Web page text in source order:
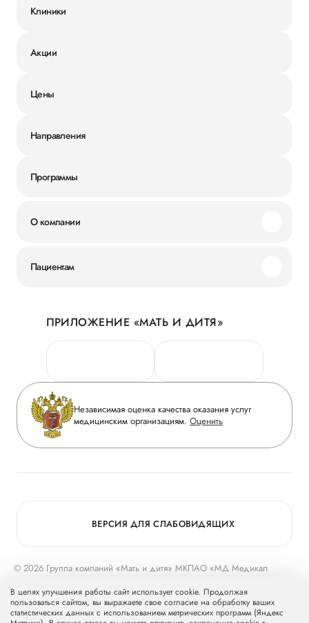
Клиники
Акции
Цены
Направления
Программы
О компании
Новости
Руководство
Сотрудничество
Инвесторам
Журнал «Мать и дитя»
Вакансии
Медицинский туризм
Пациентам
Личный кабинет
Персональные данные
Горячая линия качества
Вопрос-ответ
Приложение пациента
Статьи
ПРИЛОЖЕНИЕ «МАТЬ И ДИТЯ»
Независимая оценка качества оказания услуг
медицинским организациям. Оценить
© 2026 Группа компаний «Мать и дитя» МКПАО «МД Медикал
Группу компаний «Мать и дитя».
ВЕРСИЯ ДЛЯ СЛАБОВИДЯЩИХ
В целях улучшения работы сайт использует cookie. Продолжая
пользоваться сайтом, вы выражаете свое согласие на обработку ваших
статистических данных с использованием метрических программ (Яндекс